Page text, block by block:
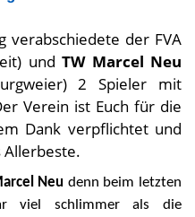
verabschiedete der FVA
undTW Marcel Neu
2 Spieler mit
Verein ist Euch für die
Dank verpflichtet und
Neu denn beim letzten
viel schlimmer als die